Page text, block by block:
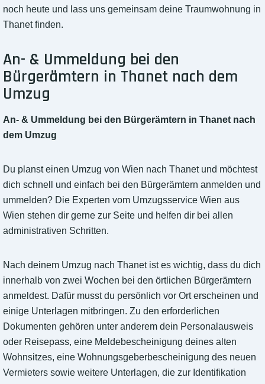
noch heute und lass uns gemeinsam deine Traumwohnung in
Thanet finden.
An- & Ummeldung bei den
Bürgerämtern in Thanet nach dem
Umzug
An- & Ummeldung bei den Bürgerämtern in Thanet nach
dem Umzug
Du planst einen Umzug von Wien nach Thanet und möchtest
dich schnell und einfach bei den Bürgerämtern anmelden und
ummelden? Die Experten vom Umzugsservice Wien aus
Wien stehen dir gerne zur Seite und helfen dir bei allen
administrativen Schritten.
Nach deinem Umzug nach Thanet ist es wichtig, dass du dich
innerhalb von zwei Wochen bei den örtlichen Bürgerämtern
anmeldest. Dafür musst du persönlich vor Ort erscheinen und
einige Unterlagen mitbringen. Zu den erforderlichen
Dokumenten gehören unter anderem dein Personalausweis
oder Reisepass, eine Meldebescheinigung deines alten
Wohnsitzes, eine Wohnungsgeberbescheinigung des neuen
Vermieters sowie weitere Unterlagen, die zur Identifikation